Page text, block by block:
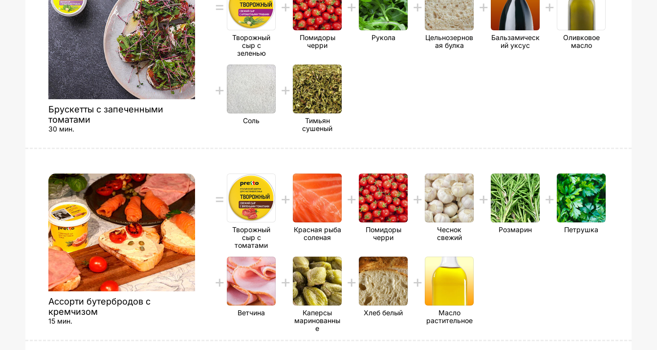
Брускетты с запеченными
томатами
30 мин.
Творожный
сыр с
зеленью
Помидоры
черри
Рукола
Цельнозернов
ая булка
Бальзамическ
ий уксус
Оливковое
масло
Соль
Тимьян
сушеный
Ассорти бутербродов с
кремчизом
15 мин.
Творожный
сыр с
томатами
Красная рыба
соленая
Помидоры
черри
Чеснок
свежий
Розмарин Петрушка
Ветчина
Каперсы
маринованны
е
Хлеб белый
Масло
растительное